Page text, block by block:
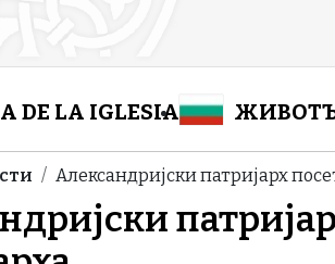
Category Menu
DE LA IGLESIA
Александријски патријарх